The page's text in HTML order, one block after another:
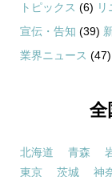
トピックス (6)
宣伝・告知 (39)
業界ニュース (47)
全
北海道 青森
東京
茨城 神